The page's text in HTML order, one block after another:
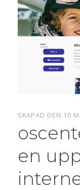
SKAPAD DEN 10
en